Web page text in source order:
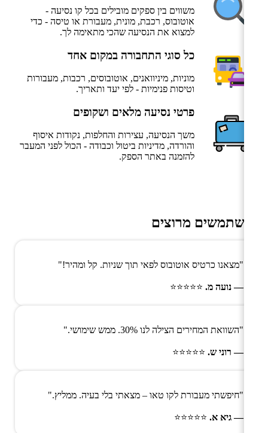
משווים בין ספקים מובילים בכל קו נסיעה -
אוטובוס, רכבת, מונית, מעבורת או טיסה - כדי
למצוא את הנסיעה שהכי מתאימה לך.
כל סוגי התחבורה במקום אחד
מוניות, מיניוואנים, אוטובוסים, רכבות, מעבורות
וטיסות פנימיות - לפי יעד ותאריך.
פרטי נסיעה מלאים ושקופים
משך הנסיעה, עצירות והחלפות, נקודות איסוף
והורדה, מדיניות ביטול וכבודה - הכול לפני המעבר
להזמנה באתר הספק.
משתמשים מרוצים
"מצאנו כרטיס אוטובוס לפאי תוך שניות. קל ומהיר!"
— נועה מ. ⭐⭐⭐⭐⭐
"השוואת המחירים הצילה לנו 30%. ממש שימושי."
— רוני ש. ⭐⭐⭐⭐⭐
"חיפשתי מעבורת לקו טאו – מצאתי בלי בעיה. ממליץ."
— גיא א. ⭐⭐⭐⭐⭐